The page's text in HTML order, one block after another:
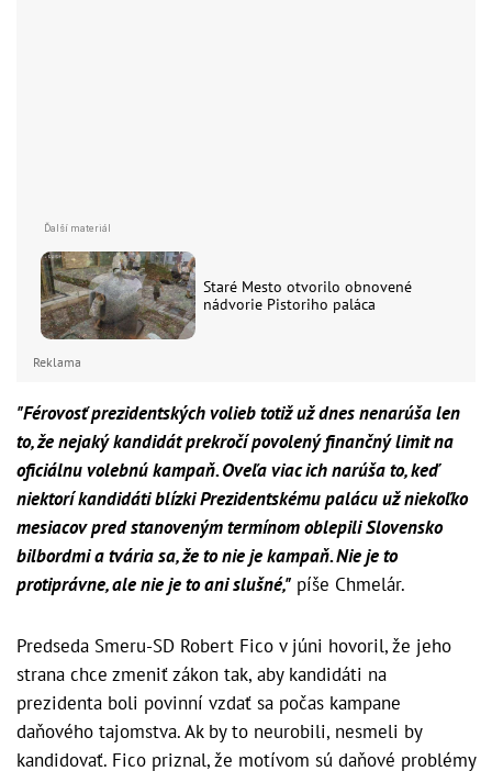
Staré Mesto otvorilo obnovené
nádvorie Pistoriho paláca
Reklama
"Férovosť prezidentských volieb totiž už dnes nenarúša len
to, že nejaký kandidát prekročí povolený finančný limit na
oficiálnu volebnú kampaň. Oveľa viac ich narúša to, keď
niektorí kandidáti blízki Prezidentskému palácu už niekoľko
mesiacov pred stanoveným termínom oblepili Slovensko
bilbordmi a tvária sa, že to nie je kampaň. Nie je to
protiprávne, ale nie je to ani slušné," píše Chmelár.
Predseda Smeru-SD Robert Fico v júni hovoril, že jeho
strana chce zmeniť zákon tak, aby kandidáti na
prezidenta boli povinní vzdať sa počas kampane
daňového tajomstva. Ak by to neurobili, nesmeli by
kandidovať. Fico priznal, že motívom sú daňové problémy